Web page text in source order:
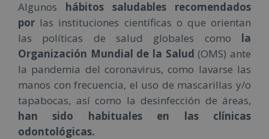
Algunos hábitos saludables recomendados
por las instituciones científicas o que orientan
las políticas de salud globales como la
Organización Mundial de la Salud (OMS) ante
la pandemia del coronavirus, como lavarse las
manos con frecuencia, el uso de mascarillas y/o
tapabocas, así como la desinfección de áreas,
han sido habituales en las clínicas
odontológicas.